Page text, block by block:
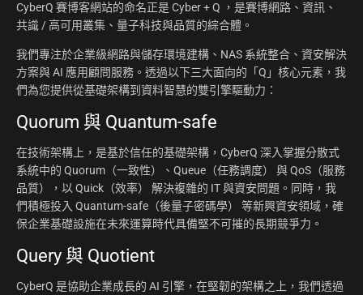
CyberQ 賽博客網站的命名正是 Cyber + Q ，是賽博網路、資訊、
共識 / 高可用叢集、量子科技與品質的綜合體。
我們專注於企業級網路與儲存環境建構、NAS 系統整合、資安解決
方案與 AI 應用顧問服務。透過以下三大面向的「Q」核心元素，我
們為您提供從基礎架構到資料智慧的雙引擎驅動力：
Quorum 與 Quantum-safe
在技術架構上，是基於信任的基礎架構，CyberQ 深入掌握分散式
系統中的 Quorum（一致性）、Queue（任務調度） 與 QoS（服務
品質），以 Quick（效率） 解決複雜的 IT 與資安問題。同時，我
們積極投入 Quantum-safe（後量子密碼學） 等新興資安領域，確
保企業基礎設施在未來運算時代具備堅不可摧的長期競爭力。
Query 與 Quotient
CyberQ 是協助企業成長的 AI 引擎，在堅韌的架構之上，我們透過